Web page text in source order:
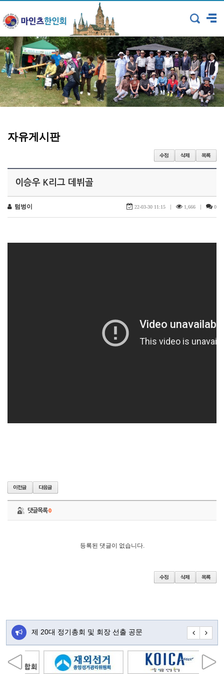
자유게시판
이승우 K리그 데뷔골
텀벙이 22-03-30 11:15 1,666 0
댓글목록0
등록된 댓글이 없습니다.
제 20대 정기총회 및 회장 선출 공문 초대합니